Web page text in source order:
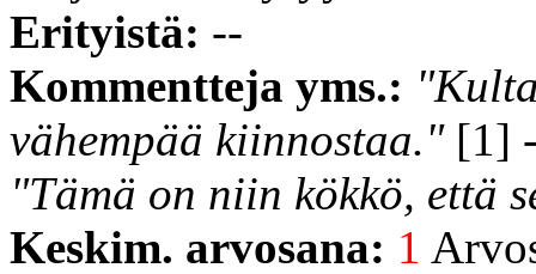
Erityistä: --
Kommentteja yms.:
vähempää kiinnostaa."[1]
"Tämä on niin kökkö, että
Keskim. arvosana: 1